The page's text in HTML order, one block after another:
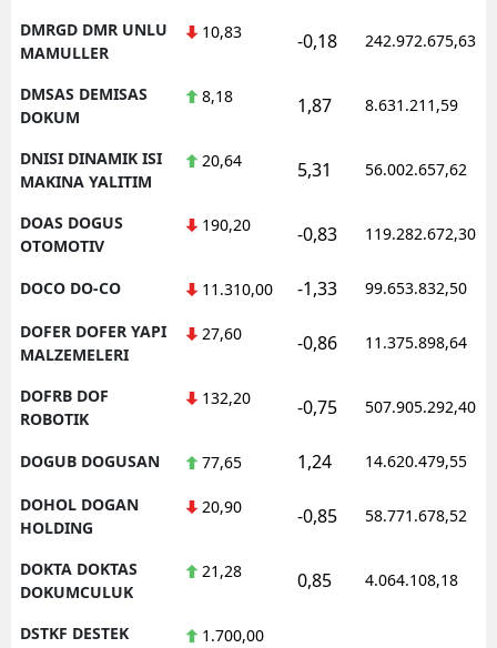
DMRGD DMR UNLU
MAMULLER
10,83 -0,18 242.972.675,63
DMSAS DEMISAS
DOKUM
8,18 1,87 8.631.211,59
DNISI DINAMIK ISI
MAKINA YALITIM
20,64 5,31 56.002.657,62
DOAS DOGUS
OTOMOTIV
190,20 -0,83 119.282.672,30
DOCO DO-CO 11.310,00 -1,33 99.653.832,50
DOFER DOFER YAPI
MALZEMELERI
27,60 -0,86 11.375.898,64
DOFRB DOF
ROBOTIK
132,20 -0,75 507.905.292,40
DOGUB DOGUSAN 77,65 1,24 14.620.479,55
DOHOL DOGAN
HOLDING
20,90 -0,85 58.771.678,52
DOKTA DOKTAS
DOKUMCULUK
21,28 0,85 4.064.108,18
DSTKF DESTEK
1.700,00